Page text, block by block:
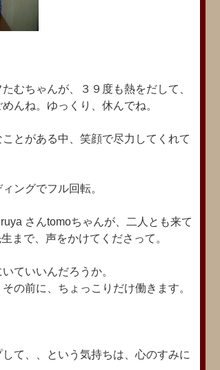
むちゃんが、３９度も熱をだして、
んね。ゆっくり、休んでね。
とがある中、笑顔で尽力してくれて
ングでフル回転。
さんtomoちゃんが、二人とも来て
まで、声をかけてくださって。
ていいんだろうか。
の前に、ちょっこりだけ働きます。
て、、という気持ちは、心のすみに